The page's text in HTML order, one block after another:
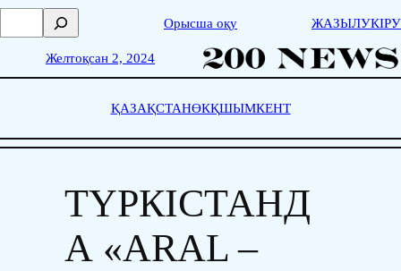
Skip
о
с
Орысша оқу ЖАЗЫЛУКІРУ
Желтоқсан 2, 2024
ҚАЗАҚСТАНӨКҚШЫМКЕНТ
ТҮРКІСТАНД
А «ARAL –